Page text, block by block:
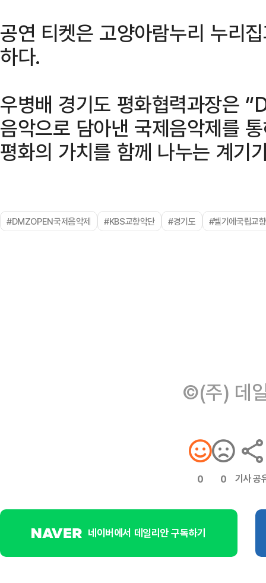
공연 티켓은 고양아람누리 누리
하다.
우병배 경기도 평화협력과장은
음악으로 담아낸 국제음악제를
평화의 가치를 함께 나누는 계기
#DMZOPEN국제음악제 #KBS교향악단 #경기도 #벨기에국립교
©(주) 데
0 0 기사 공
네이버에서 데일리안 구독하기